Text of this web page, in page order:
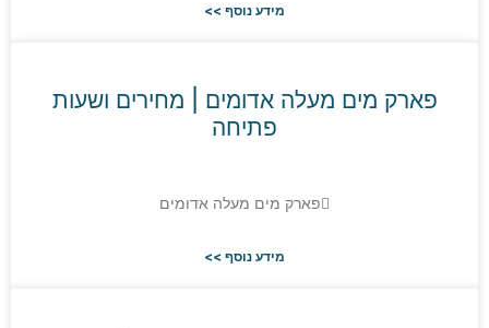
מידע נוסף >>
מים מעלה אדומים | מחירים ושעות
פתיחה
פארק מים מעלה אדומים
מידע נוסף >>